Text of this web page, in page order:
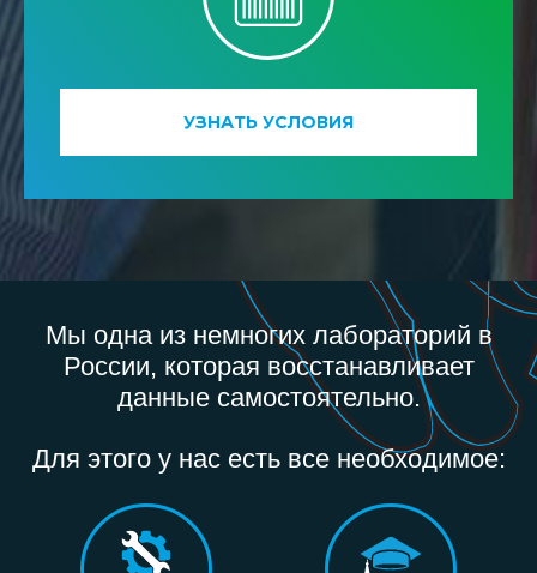
УЗНАТЬ УСЛОВИЯ
Мы одна из немногих лабораторий в
России, которая восстанавливает
данные самостоятельно.
Для этого у нас есть все необходимое: